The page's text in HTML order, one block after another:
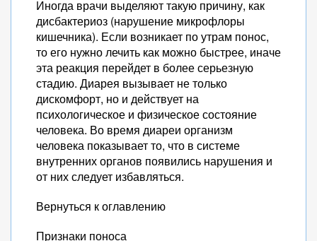
Иногда врачи выделяют такую причину, как
дисбактериоз (нарушение микрофлоры
кишечника). Если возникает по утрам понос,
то его нужно лечить как можно быстрее, иначе
эта реакция перейдет в более серьезную
стадию. Диарея вызывает не только
дискомфорт, но и действует на
психологическое и физическое состояние
человека. Во время диареи организм
человека показывает то, что в системе
внутренних органов появились нарушения и
от них следует избавляться.
Вернуться к оглавлению
Признаки поноса